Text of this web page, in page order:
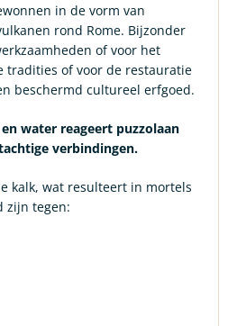
in de vorm van
rond Rome. Bijzonder
of voor het
tradities of voor de restauratie
beschermd cultureel erfgoed.
water reageert puzzolaan
verbindingen.
kalk, wat resulteert in mortels
zijn tegen: